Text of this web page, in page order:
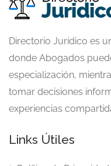
Directorio Jurídico es
donde Abogados
especialización,
tomar decisiones
experiencias
Links Útiles